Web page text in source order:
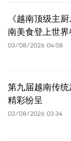
《越南顶级主
南美食登上世
03/08/2026 04:08
第九届越南传
精彩纷呈
03/08/2026 03:34